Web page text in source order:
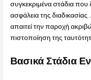
συγκεκριμένα στάδια που
ασφάλεια της
απαιτεί την παροχή
πιστοποίηση της
Βασικά Στάδια